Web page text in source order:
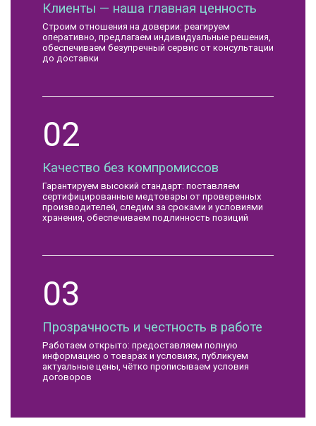
Клиенты — наша главная ценность
Строим отношения на доверии: реагируем
оперативно, предлагаем индивидуальные решения,
обеспечиваем безупречный сервис от консультации
до доставки
02
Качество без компромиссов
Гарантируем высокий стандарт: поставляем
сертифицированные медтовары от проверенных
производителей, следим за сроками и условиями
хранения, обеспечиваем подлинность позиций
03
Прозрачность и честность в работе
Работаем открыто: предоставляем полную
информацию о товарах и условиях, публикуем
актуальные цены, чётко прописываем условия
договоров